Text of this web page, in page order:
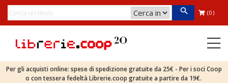
(0)
Per gli acquisti online: spese di spedizione gratuite da 25€ - Per i soci Coop
o con tessera fedeltà Librerie.coop gratuite a partire da 19€.